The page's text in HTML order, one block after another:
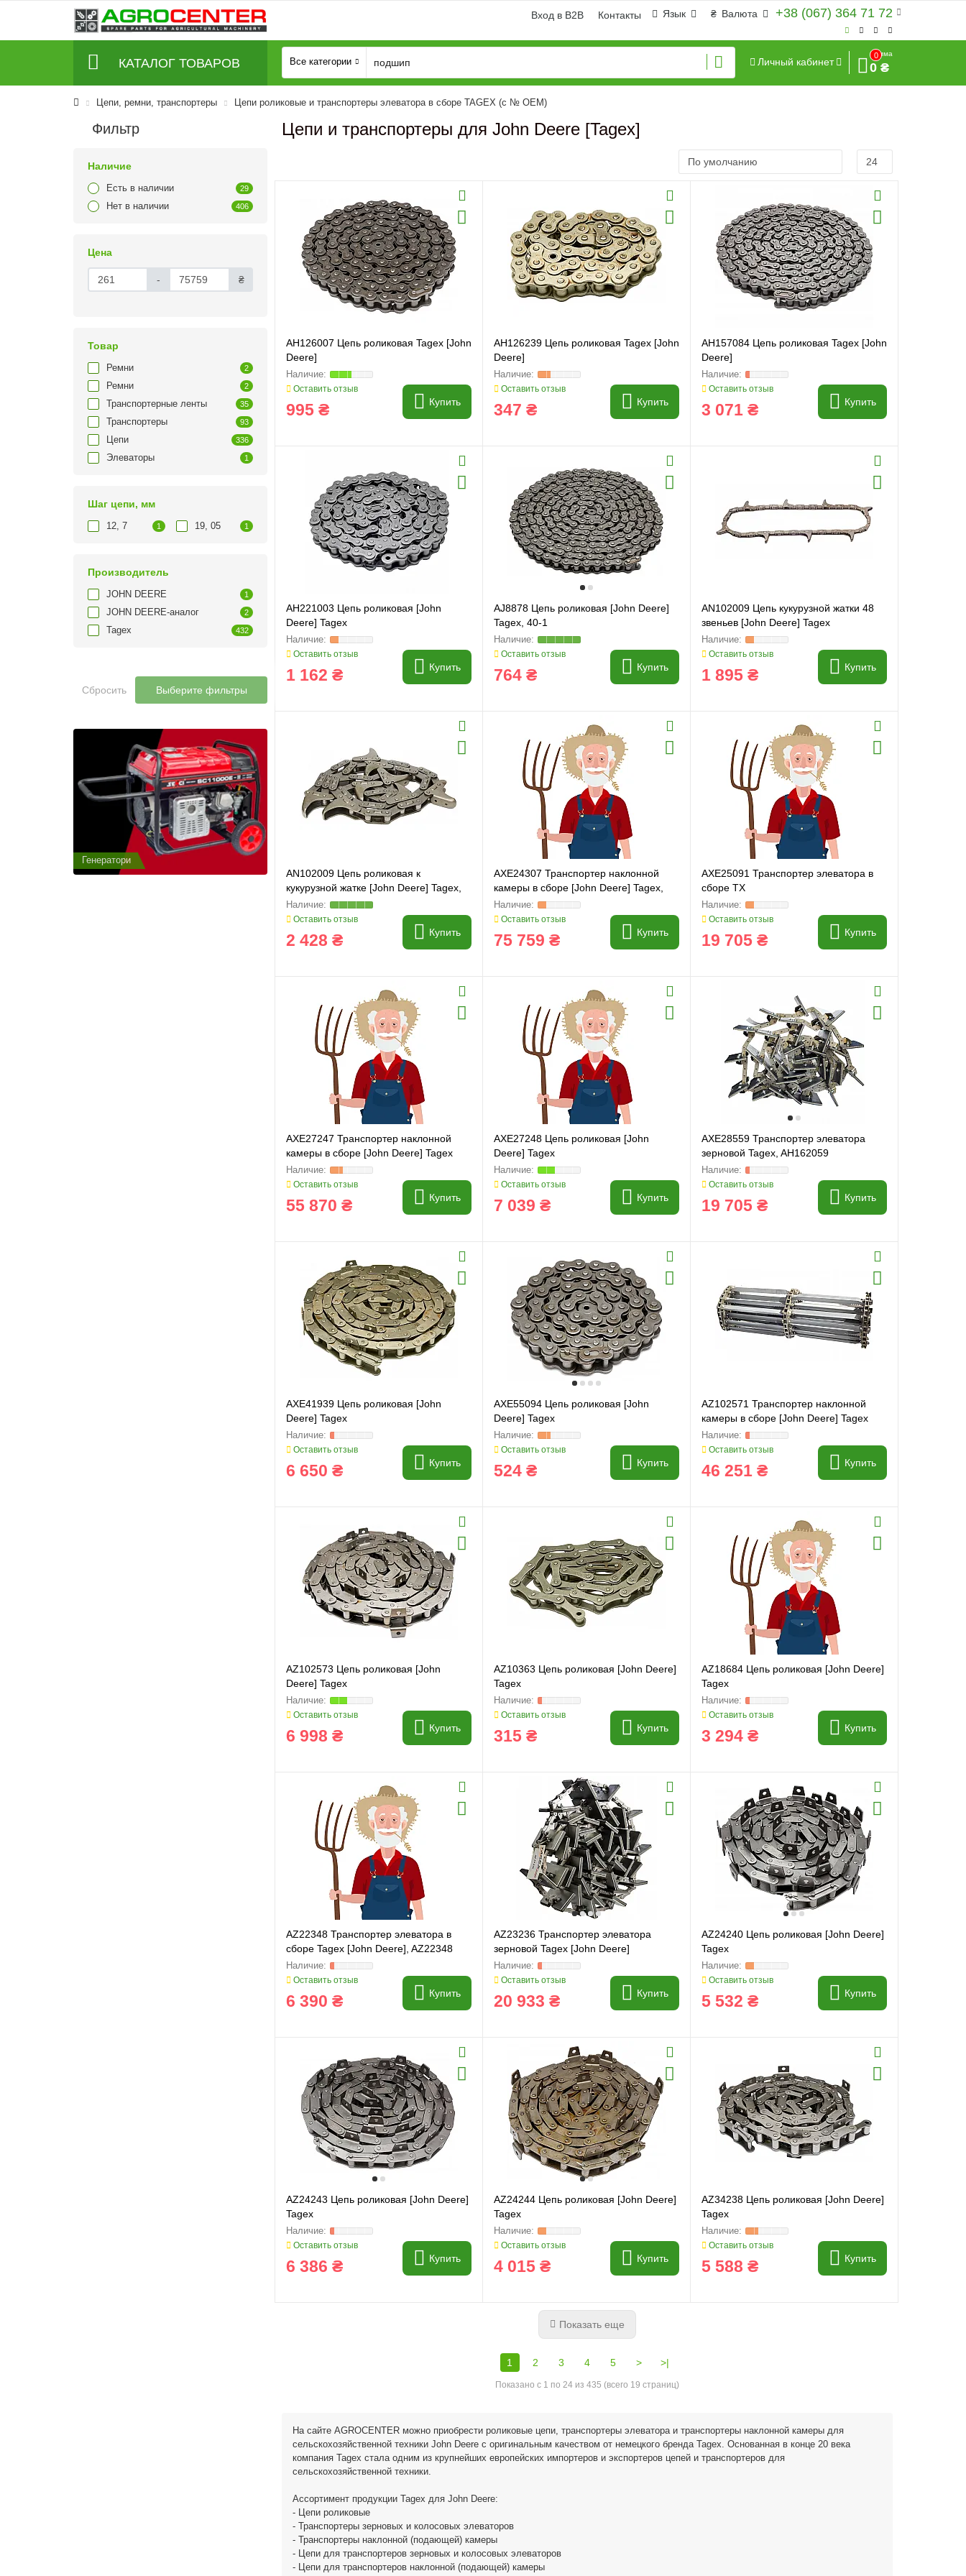
+38 (067) 364 71 72
₴ Валюта
Язык
Вход в B2B Контакты
КАТАЛОГ ТОВАРОВ Все категории Личный кабинет
0
Сумма
0 ₴
Цепи, ремни, транспортеры Цепи роликовые и транспортеры элеватора в сборе TAGEX (с № OEM)
Фильтр
Наличие
Есть в наличии 29
Нет в наличии 406
Цена
- ₴
Товар
Ремни 2
Ремни 2
Транспортерные ленты 35
Транспортеры 93
Цепи 336
Элеваторы 1
Шаг цепи, мм
12, 7 1 19, 05 1
Производитель
JOHN DEERE 1
JOHN DEERE-аналог 2
Tagex 432
Сбросить Выберите фильтры
Генератори
Цепи и транспортеры для John Deere [Tagex]
AH126007 Цепь роликовая Tagex [John
Deere]
Оставить отзыв
995 ₴ Купить
AH126239 Цепь роликовая Tagex [John
Deere]
Оставить отзыв
347 ₴ Купить
AH157084 Цепь роликовая Tagex [John
Deere]
Оставить отзыв
3 071 ₴ Купить
AH221003 Цепь роликовая [John
Deere] Tagex
Оставить отзыв
1 162 ₴ Купить
AJ8878 Цепь роликовая [John Deere]
Tagex, 40-1
Оставить отзыв
764 ₴ Купить
AN102009 Цепь кукурузной жатки 48
звеньев [John Deere] Tagex
Оставить отзыв
1 895 ₴ Купить
AN102009 Цепь роликовая к
кукурузной жатке [John Deere] Tagex,
176279C91
Оставить отзыв
2 428 ₴ Купить
AXE24307 Транспортер наклонной
камеры в сборе [John Deere] Tagex,
CH24307, AXE50417
Оставить отзыв
75 759 ₴ Купить
AXE25091 Транспортер элеватора в
сборе TX
Оставить отзыв
19 705 ₴ Купить
AXE27247 Транспортер наклонной
камеры в сборе [John Deere] Tagex
Оставить отзыв
55 870 ₴ Купить
AXE27248 Цепь роликовая [John
Deere] Tagex
Оставить отзыв
7 039 ₴ Купить
AXE28559 Транспортер элеватора
зерновой Tagex, AH162059
Оставить отзыв
19 705 ₴ Купить
AXE41939 Цепь роликовая [John
Deere] Tagex
Оставить отзыв
6 650 ₴ Купить
AXE55094 Цепь роликовая [John
Deere] Tagex
Оставить отзыв
524 ₴ Купить
AZ102571 Транспортер наклонной
камеры в сборе [John Deere] Tagex
Оставить отзыв
46 251 ₴ Купить
AZ102573 Цепь роликовая [John
Deere] Tagex
Оставить отзыв
6 998 ₴ Купить
AZ10363 Цепь роликовая [John Deere]
Tagex
Оставить отзыв
315 ₴ Купить
AZ18684 Цепь роликовая [John Deere]
Tagex
Оставить отзыв
3 294 ₴ Купить
AZ22348 Транспортер элеватора в
сборе Tagex [John Deere], AZ22348
Оставить отзыв
6 390 ₴ Купить
AZ23236 Транспортер элеватора
зерновой Tagex [John Deere]
Оставить отзыв
20 933 ₴ Купить
AZ24240 Цепь роликовая [John Deere]
Tagex
Оставить отзыв
5 532 ₴ Купить
AZ24243 Цепь роликовая [John Deere]
Tagex
Оставить отзыв
6 386 ₴ Купить
AZ24244 Цепь роликовая [John Deere]
Tagex
Оставить отзыв
4 015 ₴ Купить
AZ34238 Цепь роликовая [John Deere]
Tagex
Оставить отзыв
5 588 ₴ Купить
Показать еще
1 2 3 4 5 > >|
Показано с 1 по 24 из 435 (всего 19 страниц)
На сайте AGROCENTER можно приобрести роликовые цепи, транспортеры элеватора и транспортеры наклонной камеры для
сельскохозяйственной техники John Deere с оригинальным качеством от немецкого бренда Tagex. Основанная в конце 20 века
компания Tagex стала одним из крупнейших европейских импортеров и экспортеров цепей и транспортеров для
сельскохозяйственной техники.
Ассортимент продукции Tagex для John Deere:
- Цепи роликовые
- Транспортеры зерновых и колосовых элеваторов
- Транспортеры наклонной (подающей) камеры
- Цепи для транспортеров зерновых и колосовых элеваторов
- Цепи для транспортеров наклонной (подающей) камеры